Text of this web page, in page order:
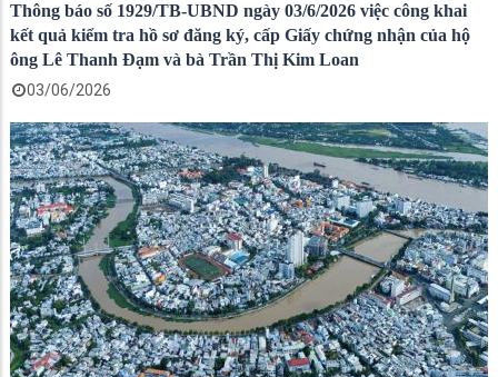
Thông báo số 1929/TB-UBND ngày 03/6/2026 việc công khai
kết quả kiểm tra hồ sơ đăng ký, cấp Giấy chứng nhận của hộ
ông Lê Thanh Đạm và bà Trần Thị Kim Loan
03/06/2026